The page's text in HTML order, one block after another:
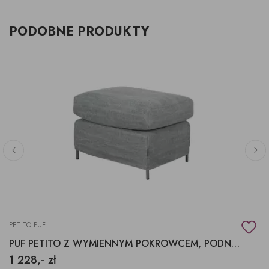
PODOBNE PRODUKTY
PETITO PUF
PUF PETITO Z WYMIENNYM POKROWCEM, PODNÓŻEK PETITO
1 228,- zł